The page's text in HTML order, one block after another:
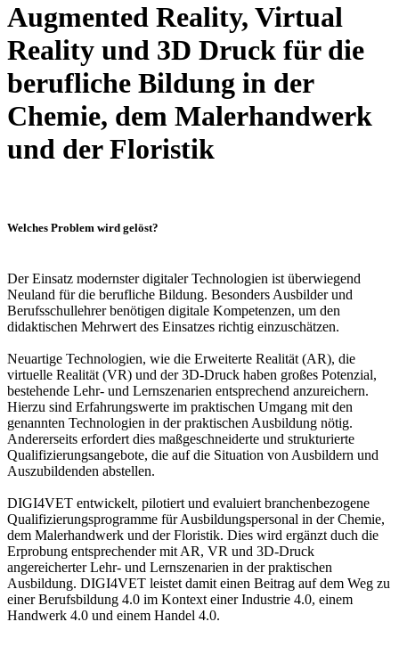
Augmented Reality, Virtual
Reality und 3D Druck für die
berufliche Bildung in der
Chemie, dem Malerhandwerk
und der Floristik
Welches Problem wird gelöst?
Der Einsatz modernster digitaler Technologien ist überwiegend
Neuland für die berufliche Bildung. Besonders Ausbilder und
Berufsschullehrer benötigen digitale Kompetenzen, um den
didaktischen Mehrwert des Einsatzes richtig einzuschätzen.
Neuartige Technologien, wie die Erweiterte Realität (AR), die
virtuelle Realität (VR) und der 3D-Druck haben großes Potenzial,
bestehende Lehr- und Lernszenarien entsprechend anzureichern.
Hierzu sind Erfahrungswerte im praktischen Umgang mit den
genannten Technologien in der praktischen Ausbildung nötig.
Andererseits erfordert dies maßgeschneiderte und strukturierte
Qualifizierungsangebote, die auf die Situation von Ausbildern und
Auszubildenden abstellen.
DIGI4VET entwickelt, pilotiert und evaluiert branchenbezogene
Qualifizierungsprogramme für Ausbildungspersonal in der Chemie,
dem Malerhandwerk und der Floristik. Dies wird ergänzt duch die
Erprobung entsprechender mit AR, VR und 3D-Druck
angereicherter Lehr- und Lernszenarien in der praktischen
Ausbildung. DIGI4VET leistet damit einen Beitrag auf dem Weg zu
einer Berufsbildung 4.0 im Kontext einer Industrie 4.0, einem
Handwerk 4.0 und einem Handel 4.0.